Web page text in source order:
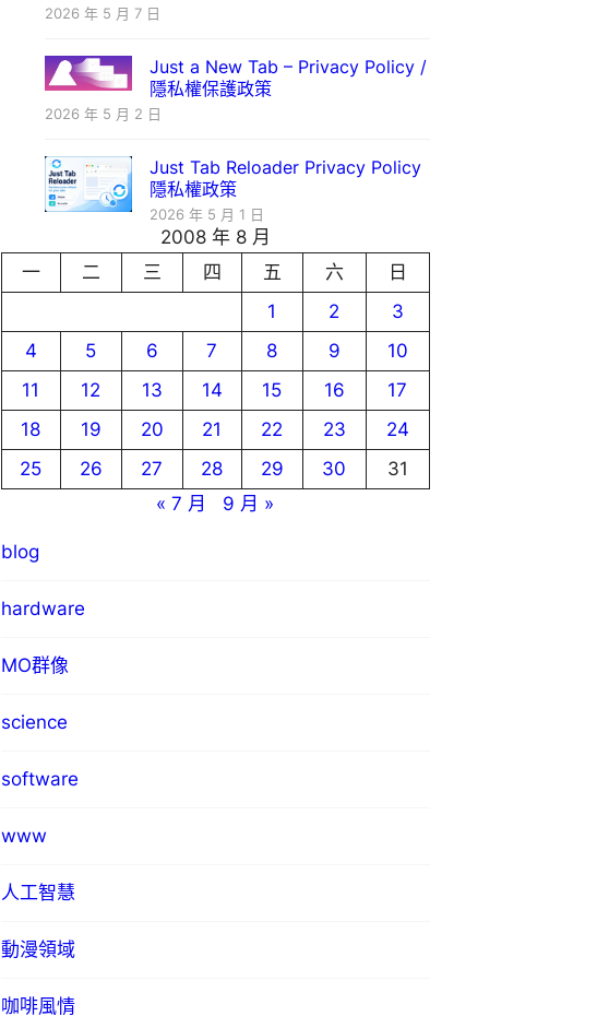
2026 年 5 月 7 日
Just a New Tab – Privacy Policy /
隱私權保護政策
2026 年 5 月 2 日
Just Tab Reloader Privacy Policy
隱私權政策
2026 年 5 月 1 日
2008 年 8 月
一
二 三 四 五 六
日
1
2
3
4
5 6 7 8 9
10
11
12 13 14 15 16
17
18
19 20 21 22 23
24
25
26 27 28 29 30
31
« 7 月
9 月 »
blog
hardware
MO群像
science
software
www
人工智慧
動漫領域
咖啡風情